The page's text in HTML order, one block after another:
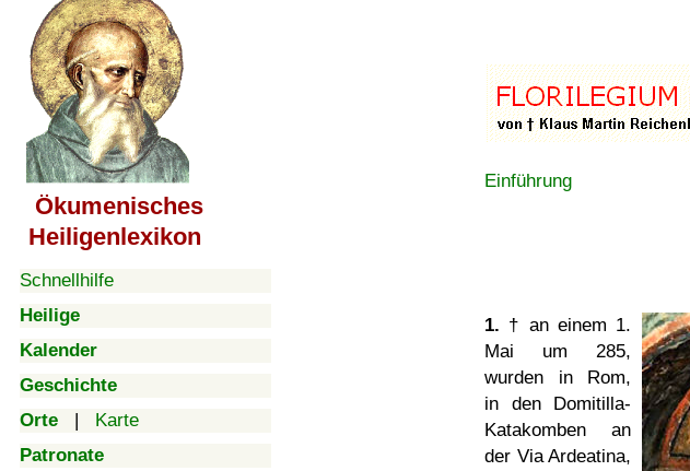
Ökumenisches
Heiligenlexikon
Schnellhilfe
Heilige
Kalender
Geschichte
Orte | Karte
Patronate
Einführung
1. † an einem 1.
Mai um 285,
wurden in Rom,
in den Domitilla-
Katakomben an
der Via Ardeatina,